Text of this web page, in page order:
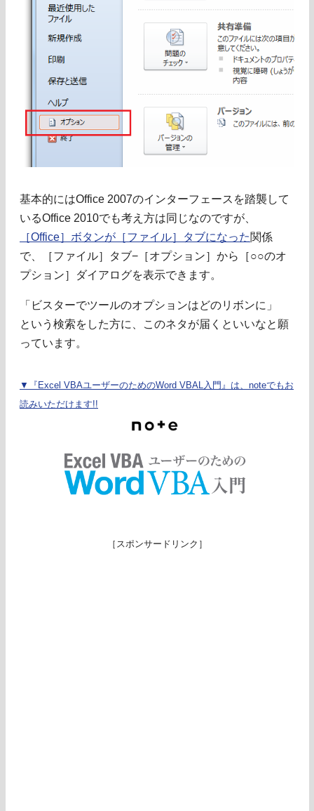
基本的にはOffice 2007のインターフェースを踏襲して
いるOffice 2010でも考え方は同じなのですが、
［Office］ボタンが［ファイル］タブになった関係
で、［ファイル］タブ−［オプション］から［○○のオ
プション］ダイアログを表示できます。
「ビスターでツールのオプションはどのリボンに」
という検索をした方に、このネタが届くといいなと願
っています。
▼『Excel VBAユーザーのためのWord VBAL入門』は、noteでもお
読みいただけます!!
［スポンサードリンク］